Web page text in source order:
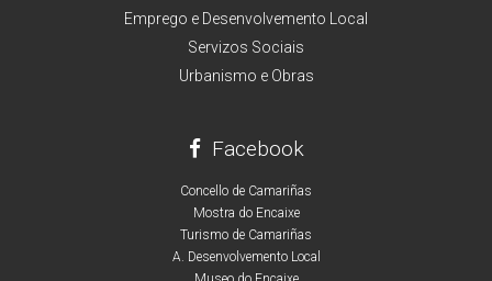
Emprego e Desenvolvemento Local
Servizos Sociais
Urbanismo e Obras
Facebook
Concello de Camariñas
Mostra do Encaixe
Turismo de Camariñas
A. Desenvolvemento Local